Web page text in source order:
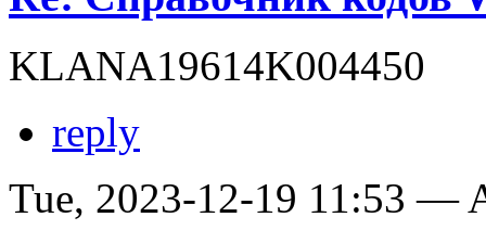
KLANA19614K004450
reply
Tue, 2023-12-19 11:53 —